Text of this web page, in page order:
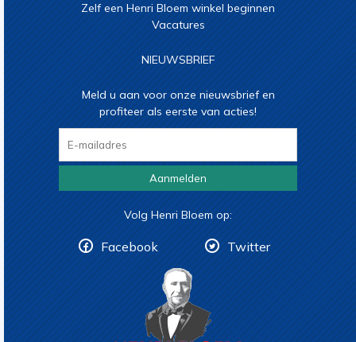
Zelf een Henri Bloem winkel beginnen
Vacatures
NIEUWSBRIEF
Meld u aan voor onze nieuwsbrief en
profiteer als eerste van acties!
Aanmelden
Volg Henri Bloem op:
Facebook Twitter